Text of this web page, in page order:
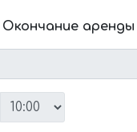
Окончание